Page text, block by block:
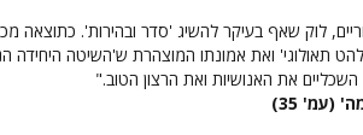
לוק שאף בעיקר להשיג 'סדר ובהירות'. כתוצאה
תאולוגי' ואת אמונתו המוצהרת ש'השיטה היחידה
את האנושיות ואת הרצון הטוב."
(עמ' 35)